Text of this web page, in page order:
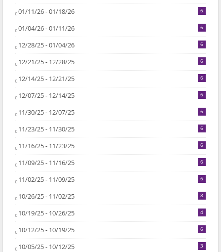
01/11/26 - 01/18/26 6
01/04/26 - 01/11/26 6
12/28/25 - 01/04/26 6
12/21/25 - 12/28/25 6
12/14/25 - 12/21/25 6
12/07/25 - 12/14/25 6
11/30/25 - 12/07/25 6
11/23/25 - 11/30/25 6
11/16/25 - 11/23/25 6
11/09/25 - 11/16/25 6
11/02/25 - 11/09/25 6
10/26/25 - 11/02/25 8
10/19/25 - 10/26/25 4
10/12/25 - 10/19/25 6
10/05/25 - 10/12/25 3